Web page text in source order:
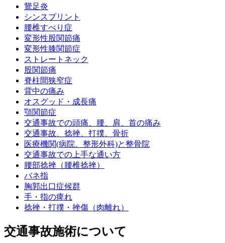
鵞足炎
シンスプリント
腰椎すべり症
変形性股関節痛
変形性膝関節症
ストレートネック
股関節痛
脊柱間狭窄症
背中の痛み
オスグッド・成長痛
顎関節症
交通事故での頭痛、腰、肩、首の痛み
交通事故、捻挫、打撲、骨折
医療機関(病院、整形外科)と整骨院
交通事故での上手な通い方
腰部捻挫（腰椎捻挫）
バネ指
胸郭出口症候群
手・指の痺れ
捻挫・打撲・挫傷（肉離れ）
交通事故施術について